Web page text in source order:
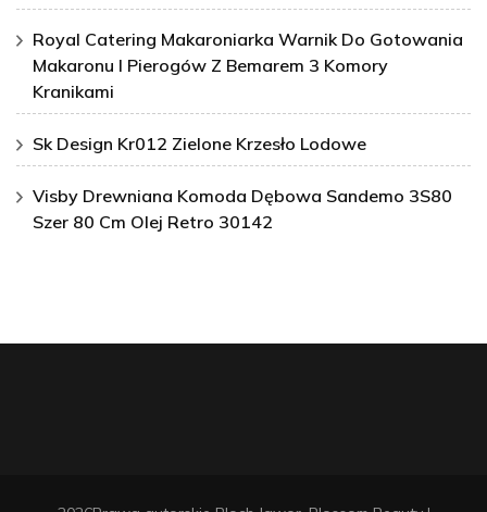
Royal Catering Makaroniarka Warnik Do Gotowania
Makaronu I Pierogów Z Bemarem 3 Komory
Kranikami
Sk Design Kr012 Zielone Krzesło Lodowe
Visby Drewniana Komoda Dębowa Sandemo 3S80
Szer 80 Cm Olej Retro 30142